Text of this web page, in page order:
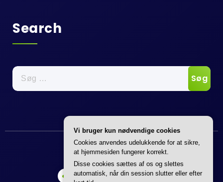
Search
Søg
efter:
Annonce
Vi bruger kun nødvendige cookies
Cookies anvendes udelukkende for at sikre,
at hjemmesiden fungerer korrekt.
Disse cookies sættes af os og slettes
automatisk, når din session slutter eller efter